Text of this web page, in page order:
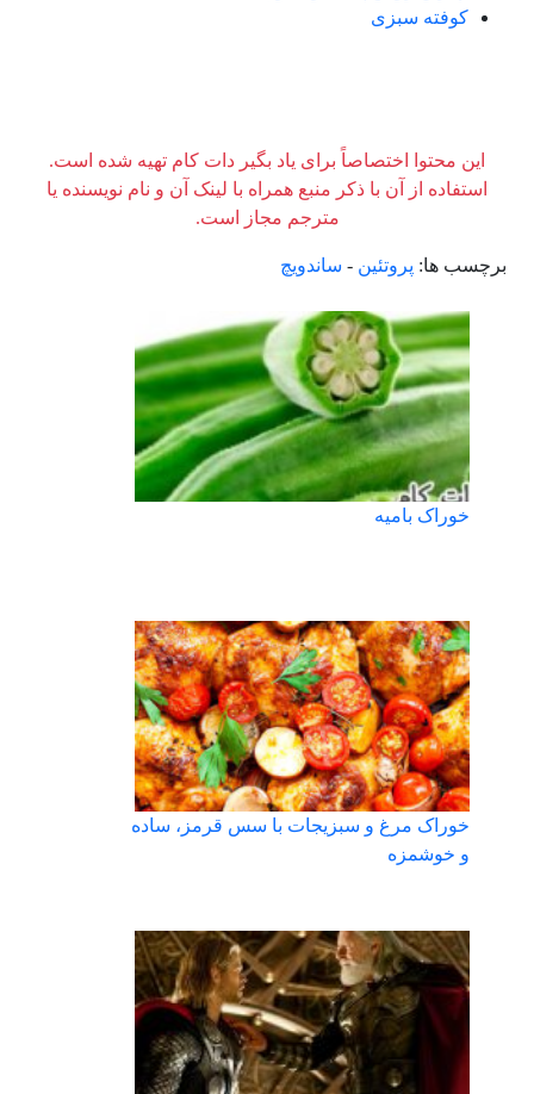
کوفته سبزی
این محتوا اختصاصاً برای یاد بگیر دات کام تهیه شده است.
استفاده از آن با ذکر منبع همراه با لینک آن و نام نویسنده یا
مترجم مجاز است.
برچسب ها: پروتئین - ساندویچ
خوراک بامیه
خوراک مرغ و سبزیجات با سس قرمز، ساده
و خوشمزه